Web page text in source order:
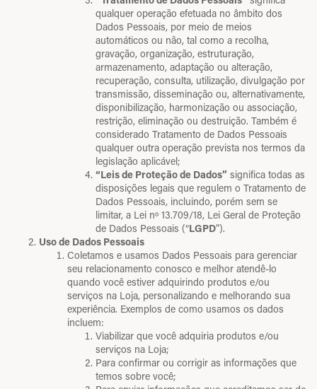
qualquer operação efetuada no âmbito dos
Dados Pessoais, por meio de meios
automáticos ou não, tal como a recolha,
gravação, organização, estruturação,
armazenamento, adaptação ou alteração,
recuperação, consulta, utilização, divulgação por
transmissão, disseminação ou, alternativamente,
disponibilização, harmonização ou associação,
restrição, eliminação ou destruição. Também é
considerado Tratamento de Dados Pessoais
qualquer outra operação prevista nos termos da
legislação aplicável;
“Leis de Proteção de Dados” significa todas as
disposições legais que regulem o Tratamento de
Dados Pessoais, incluindo, porém sem se
limitar, a Lei nº 13.709/18, Lei Geral de Proteção
de Dados Pessoais (“LGPD”).
Uso de Dados Pessoais
Coletamos e usamos Dados Pessoais para gerenciar
seu relacionamento conosco e melhor atendê-lo
quando você estiver adquirindo produtos e/ou
serviços na Loja, personalizando e melhorando sua
experiência. Exemplos de como usamos os dados
incluem:
Viabilizar que você adquiria produtos e/ou
serviços na Loja;
Para confirmar ou corrigir as informações que
temos sobre você;